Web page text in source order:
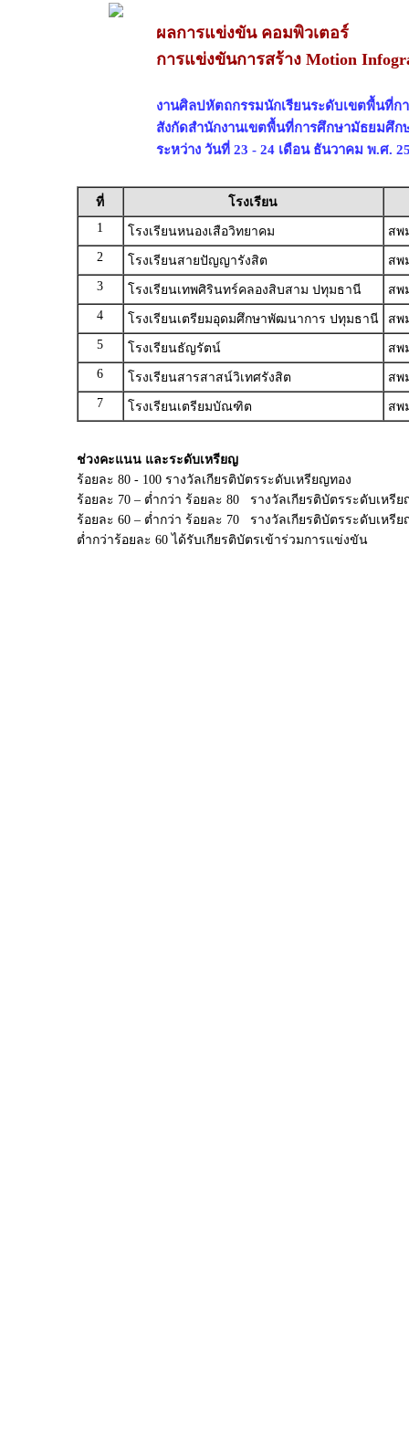
ผลการแข่งขัน คอมพิวเตอร์
การแข่งขันการสร้าง Motion
งานศิลปหัตถกรรมนักเรียนระดับเขตพื้นที่ก
สังกัดสำนักงานเขตพื้นที่การศึกษามัธยมศึก
ระหว่าง วันที่ 23 - 24 เดือน ธันวาคม พ.ศ.
ที่
โรงเรียน
1
โรงเรียนหนองเสือวิทยาคม
สพ
2
โรงเรียนสายปัญญารังสิต
สพ
3
โรงเรียนเทพศิรินทร์คลองสิบสาม ปทุมธานี
สพ
4
โรงเรียนเตรียมอุดมศึกษาพัฒนาการ ปทุมธานี
สพ
5
โรงเรียนธัญรัตน์
สพ
6
โรงเรียนสารสาสน์วิเทศรังสิต
สพ
7
โรงเรียนเตรียมบัณฑิต สพ
ช่วงคะแนน และระดับเหรียญ
ร้อยละ 80 - 100 รางวัลเกียรติบัตรระดับเหรียญทอง
ร้อยละ 70 – ต่ำกว่า ร้อยละ 80 รางวัลเกียรติบัตรระดับเหรีย
ร้อยละ 60 – ต่ำกว่า ร้อยละ 70 รางวัลเกียรติบัตรระดับเหรี
ต่ำกว่าร้อยละ 60 ได้รับเกียรติบัตรเข้าร่วมการแข่งขัน